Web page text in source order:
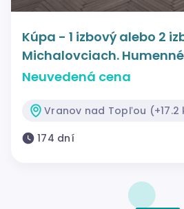
Kúpa - 1 izbový alebo 2
Michalovciach.
Topľou
Neuvedená cena
Vranov nad Topľou (+17.2
174 dní